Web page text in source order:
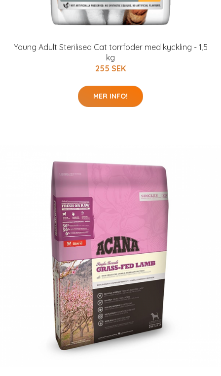
Young Adult Sterilised Cat torrfoder med kyckling - 1,5
kg
255 SEK
MER INFO!